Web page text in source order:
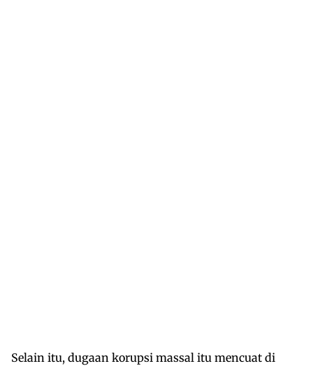
Selain itu, dugaan korupsi massal itu mencuat di